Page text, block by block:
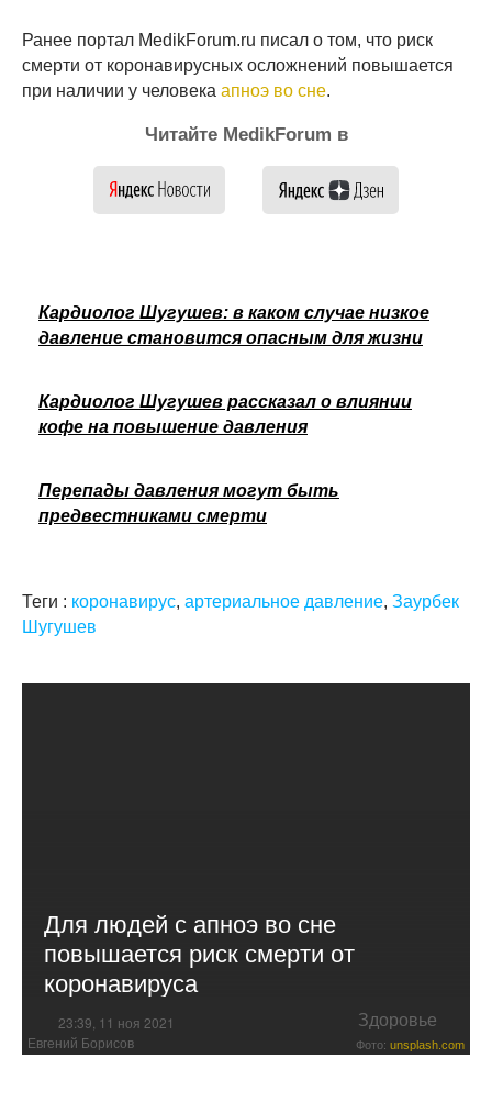
Ранее портал MedikForum.ru писал о том, что риск
смерти от коронавирусных осложнений повышается
при наличии у человека апноэ во сне.
Читайте MedikForum в
Кардиолог Шугушев: в каком случае низкое
давление становится опасным для жизни
Кардиолог Шугушев рассказал о влиянии
кофе на повышение давления
Перепады давления могут быть
предвестниками смерти
Теги : коронавирус, артериальное давление, Заурбек
Шугушев
Для людей с апноэ во сне
повышается риск смерти от
коронавируса
23:39, 11 ноя 2021 Здоровье
Евгений Борисов Фото: unsplash.com